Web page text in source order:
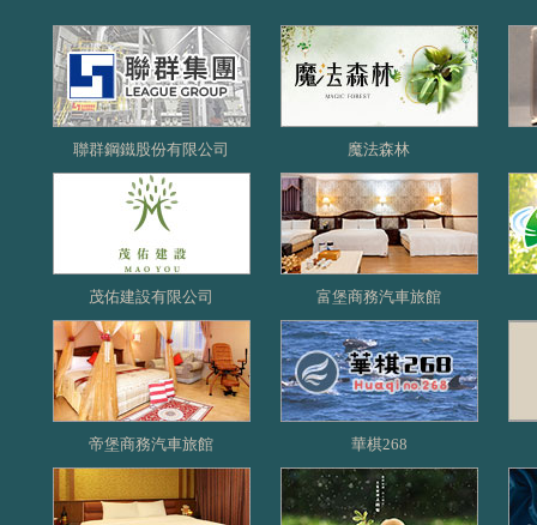
聯群鋼鐵股份有限公司 魔法森林
茂佑建設有限公司 富堡商務汽車旅館
帝堡商務汽車旅館 華棋268